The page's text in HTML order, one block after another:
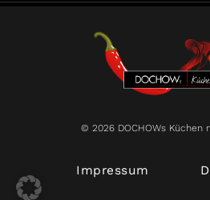
© 2026 DOCHOWs Küchen
Impressum